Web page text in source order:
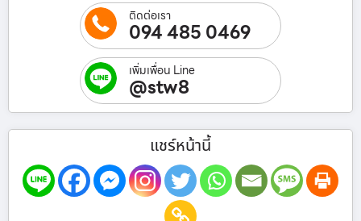
ติดต่อเรา
094 485 0469
เพิ่มเพื่อน Line
@stw8
แชร์หน้านี้